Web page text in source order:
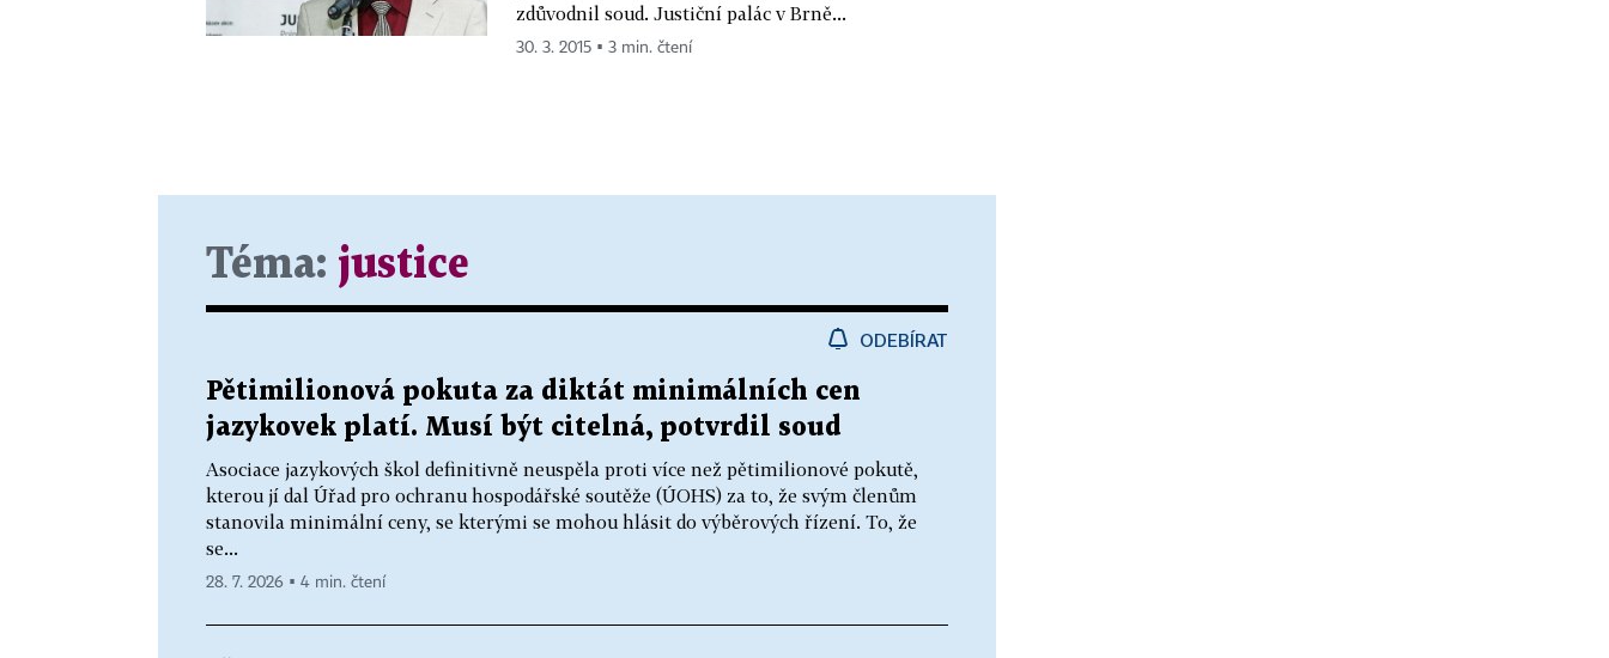
zdůvodnil soud. Justiční palác v Brně...
30. 3. 2015 ▪ 3 min. čtení
Téma: justice
ODEBÍRAT
Pětimilionová pokuta za diktát minimálních cen
jazykovek platí. Musí být citelná, potvrdil soud
Asociace jazykových škol definitivně neuspěla proti více než pětimilionové pokutě,
kterou jí dal Úřad pro ochranu hospodářské soutěže (ÚOHS) za to, že svým členům
stanovila minimální ceny, se kterými se mohou hlásit do výběrových řízení. To, že
se...
28. 7. 2026 ▪ 4 min. čtení